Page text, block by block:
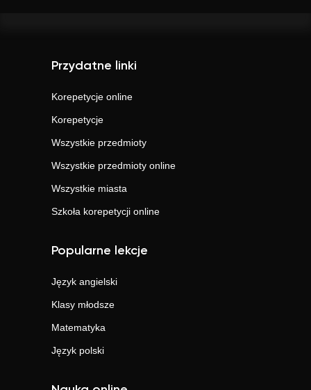
Przydatne linki
Korepetycje online
Korepetycje
Wszystkie przedmioty
Wszystkie przedmioty online
Wszystkie miasta
Szkoła korepetycji online
Popularne lekcje
Język angielski
Klasy młodsze
Matematyka
Język polski